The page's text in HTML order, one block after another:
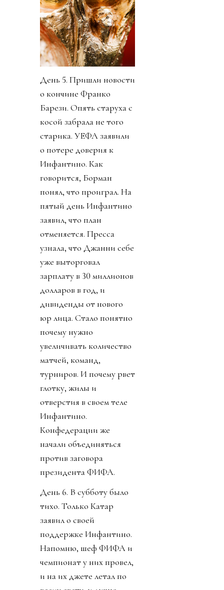
День 5. Пришли новости
о кончине Франко
Барези. Опять старуха с
косой забрала не того
старика. УЕФА заявили
о потере доверия к
Инфантино. Как
говорится, Борман
понял, что проиграл. На
пятый день Инфантино
заявил, что план
отменяется. Пресса
узнала, что Джанни себе
уже выторговал
зарплату в 30 миллионов
долларов в год, и
дивиденды от нового
юр лица. Стало понятно
почему нужно
увеличивать количество
матчей, команд,
турниров. И почему рвет
глотку, жилы и
отверстия в своем теле
Инфантино.
Конфедерации же
начали объединяться
против заговора
президента ФИФА.
День 6. В субботу было
тихо. Только Катар
заявил о своей
поддержке Инфантино.
Напомню, шеф ФИФА и
чемпионат у них провел,
и на их джете летал по